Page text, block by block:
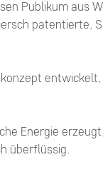
Publikum aus
patentierte,
Energie
überflüssig.